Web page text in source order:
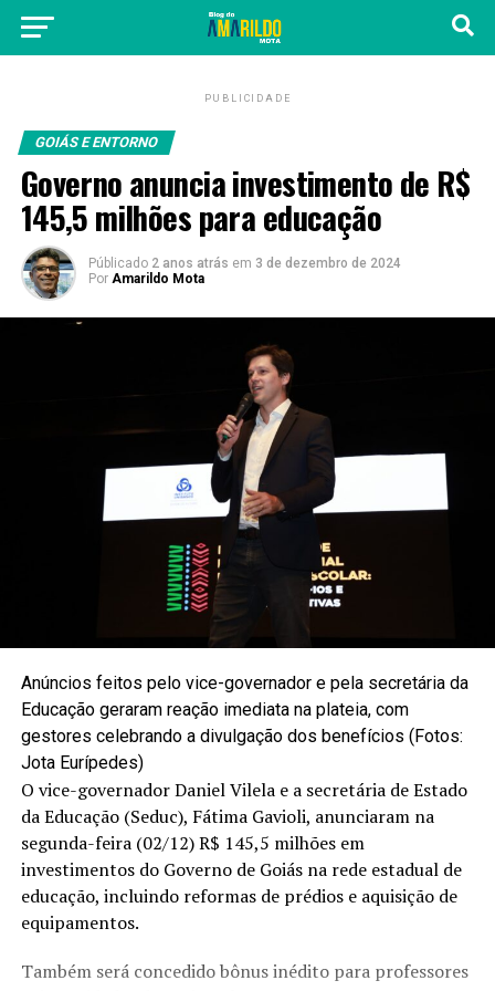
PUBLICIDADE
GOIÁS E ENTORNO
Governo anuncia investimento de R$
145,5 milhões para educação
Públicado 2 anos atrás em 3 de dezembro de 2024
Por Amarildo Mota
Anúncios feitos pelo vice-governador e pela secretária da
Educação geraram reação imediata na plateia, com
gestores celebrando a divulgação dos benefícios (Fotos:
Jota Eurípedes)
O vice-governador Daniel Vilela e a secretária de Estado
daEducação(Seduc), Fátima Gavioli, anunciaram na
segunda-feira (02/12) R$ 145,5 milhões em
investimentos do Governo de Goiásna rede estadual de
educação, incluindo reformas de prédios e aquisição de
equipamentos.
Também será concedido bônus inédito para professores